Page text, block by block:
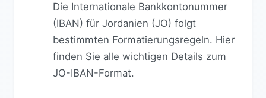
Die Internationale Bankkontonummer
(IBAN) für Jordanien (JO) folgt
bestimmten Formatierungsregeln. Hier
finden Sie alle wichtigen Details zum
JO-IBAN-Format.